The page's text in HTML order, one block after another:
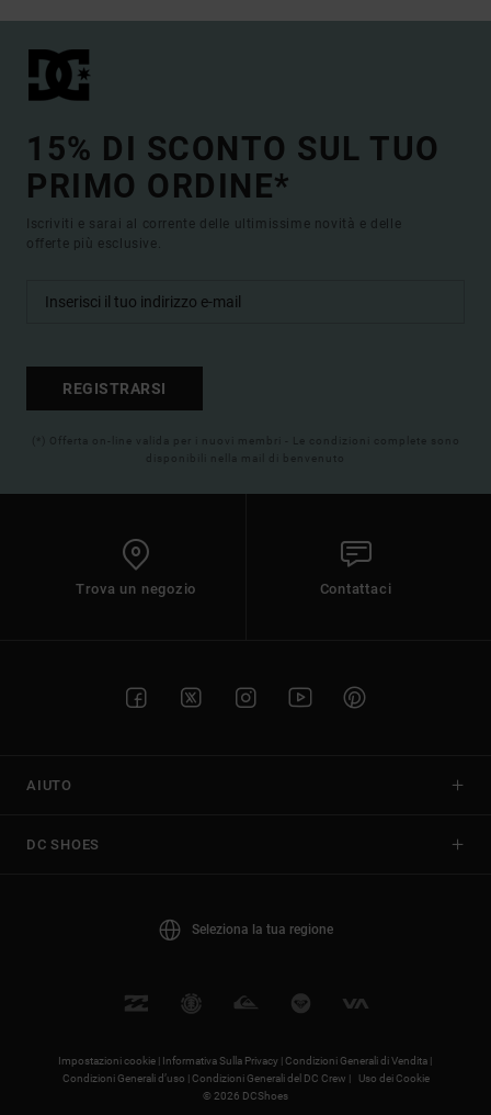
15% DI SCONTO SUL TUO
PRIMO ORDINE*
Iscriviti e sarai al corrente delle ultimissime novità e delle
offerte più esclusive.
REGISTRARSI
(*) Offerta on-line valida per i nuovi membri - Le condizioni complete sono
disponibili nella mail di benvenuto
Trova un negozio Contattaci
AIUTO
DC SHOES
Seleziona la tua regione
Impostazioni cookie | Informativa Sulla Privacy |Condizioni Generali di Vendita |
Condizioni Generali d’uso |Condizioni Generali del DC Crew |
Uso dei Cookie
© 2026 DCShoes